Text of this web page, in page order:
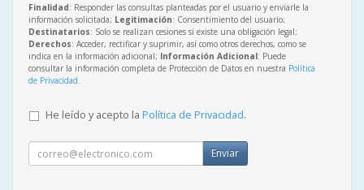
Finalidad: Responder las consultas planteadas por el usuario y enviarle la
información solicitada; Legitimación: Consentimiento del usuario;
Destinatarios: Solo se realizan cesiones si existe una obligación legal;
Derechos: Acceder, rectificar y suprimir, así como otros derechos, como se
indica en la información adicional; Información Adicional: Puede
consultar la información completa de Protección de Datos en nuestra Política
de Privacidad.
He leído y acepto la Política de Privacidad.
Enviar